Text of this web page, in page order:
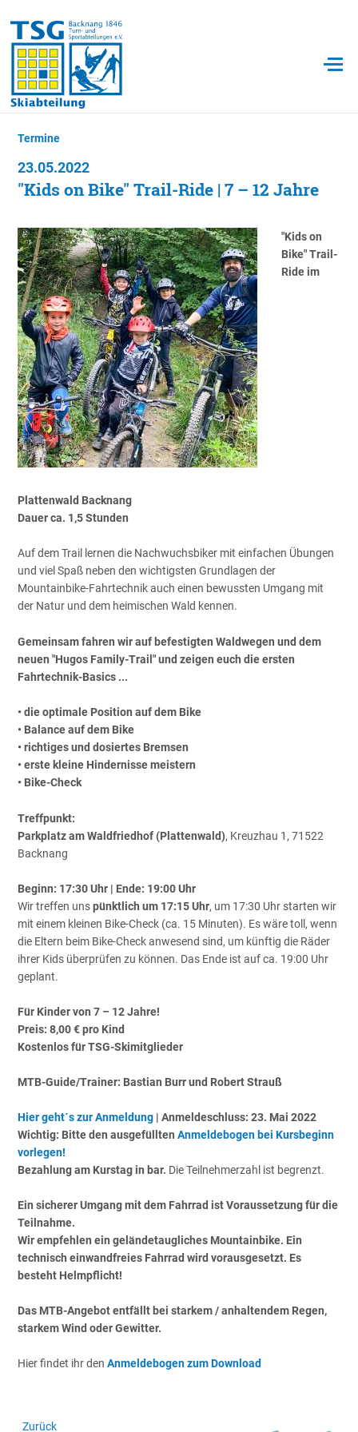
Termine
23.05.2022
"Kids on Bike" Trail-Ride | 7 – 12 Jahre
"Kids on
Bike" Trail-
Ride im
Plattenwald Backnang
Dauer ca. 1,5 Stunden
Auf dem Trail lernen die Nachwuchsbiker mit einfachen Übungen
und viel Spaß neben den wichtigsten Grundlagen der
Mountainbike-Fahrtechnik auch einen bewussten Umgang mit
der Natur und dem heimischen Wald kennen.
Gemeinsam fahren wir auf befestigten Waldwegen und dem
neuen "Hugos Family-Trail" und zeigen euch die ersten
Fahrtechnik-Basics ...
• die optimale Position auf dem Bike
• Balance auf dem Bike
• richtiges und dosiertes Bremsen
• erste kleine Hindernisse meistern
• Bike-Check
Treffpunkt:
Parkplatz am Waldfriedhof (Plattenwald), Kreuzhau 1, 71522
Backnang
Beginn: 17:30 Uhr | Ende: 19:00 Uhr
Wir treffen unspünktlich um 17:15 Uhr, um 17:30 Uhr starten wir
mit einem kleinen Bike-Check (ca. 15 Minuten). Es wäre toll, wenn
die Eltern beim Bike-Check anwesend sind, um künftig die Räder
ihrer Kids überprüfen zu können. Das Ende ist auf ca. 19:00 Uhr
geplant.
Für Kinder von 7 – 12 Jahre!
Preis: 8,00 € pro Kind
Kostenlos für TSG-Skimitglieder
MTB-Guide/Trainer: Bastian Burr und Robert Strauß
Hier geht´s zur Anmeldung | Anmeldeschluss: 23. Mai 2022
Wichtig: Bitte den ausgefülltenAnmeldebogen bei Kursbeginn
vorlegen!
Bezahlung am Kurstag in bar. Die Teilnehmerzahl ist begrenzt.
Ein sicherer Umgang mit dem Fahrrad ist Voraussetzung für die
Teilnahme.
Wir empfehlen ein geländetaugliches Mountainbike. Ein
technisch einwandfreies Fahrrad wird vorausgesetzt. Es
besteht Helmpflicht!
Das MTB-Angebot entfällt bei starkem / anhaltendem Regen,
starkem Wind oder Gewitter.
Hier findet ihr denAnmeldebogen zum Download
Zurück